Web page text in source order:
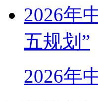
2026年
五规划”
2026年